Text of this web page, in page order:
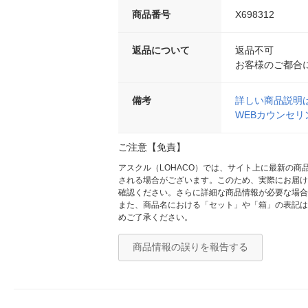
商品番号 X698312
返品について
返品不可
お客様のご都合
備考
詳しい商品説明
WEBカウンセ
ご注意【免責】
アスクル（LOHACO）では、サイト上に最新の商
される場合がございます。このため、実際にお届
確認ください。さらに詳細な商品情報が必要な場
また、商品名における「セット」や「箱」の表記
めご了承ください。
商品情報の誤りを報告する